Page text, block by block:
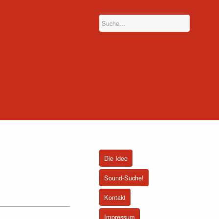
Die Idee
Sound-Suche!
Kontakt
Impressum